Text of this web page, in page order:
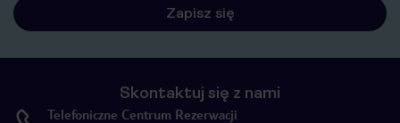
Zapisz się
Skontaktuj się z nami
Telefoniczne Centrum Rezerwacji